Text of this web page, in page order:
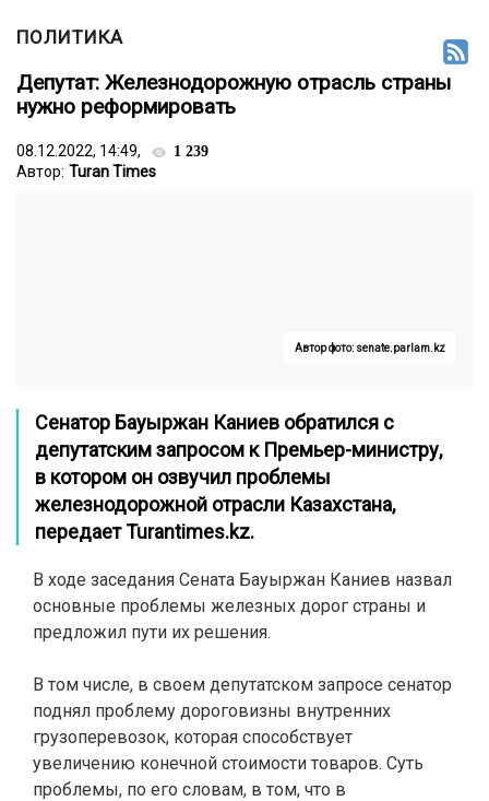
ПОЛИТИКА
Депутат: Железнодорожную отрасль страны
нужно реформировать
08.12.2022, 14:49, 1 239
Автор: Turan Times
Автор фото: senate.parlam.kz
Сенатор Бауыржан Каниев обратился с
депутатским запросом к Премьер-министру,
в котором он озвучил проблемы
железнодорожной отрасли Казахстана,
передаетTurantimes.kz.
В ходе заседания Сената Бауыржан Каниев назвал
основные проблемы железных дорог страны и
предложил пути их решения.
В том числе, в своем депутатском запросе сенатор
поднял проблему дороговизны внутренних
грузоперевозок, которая способствует
увеличению конечной стоимости товаров. Суть
проблемы, по его словам, в том, что в